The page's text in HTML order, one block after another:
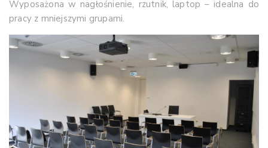
Wyposażona w nagłośnienie, rzutnik, laptop – idealna do
pracy z mniejszymi grupami.